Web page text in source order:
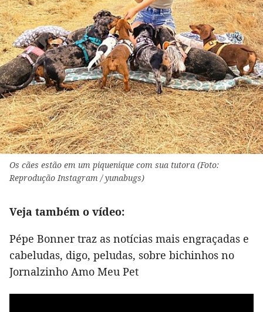
Os cães estão em um piquenique com sua tutora (Foto:
Reprodução Instagram / yunabugs)
Veja também o vídeo:
Pépe Bonner traz as notícias mais engraçadas e
cabeludas, digo, peludas, sobre bichinhos no
Jornalzinho Amo Meu Pet